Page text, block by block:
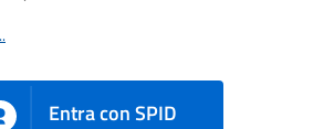
Entra con SPID